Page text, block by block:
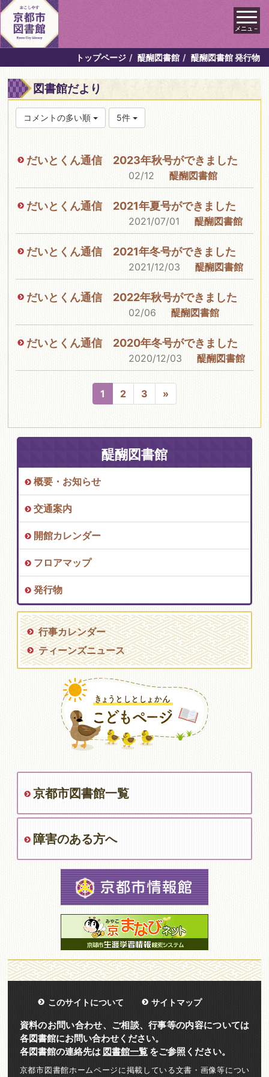
メニュ－
トップページ 醍醐図書館 醍醐図書館 発行物
図書館だより
コメントの多い順 5件
だいとくん通信 2023年秋号ができました
02/12 醍醐図書館
だいとくん通信 2021年夏号ができました
2021/07/01 醍醐図書館
だいとくん通信 2021年冬号ができました
2021/12/03 醍醐図書館
だいとくん通信 2022年秋号ができました
02/06 醍醐図書館
だいとくん通信 2020年冬号ができました
2020/12/03 醍醐図書館
1 2 3 »
醍醐図書館
概要・お知らせ
交通案内
開館カレンダー
フロアマップ
発行物
行事カレンダー
ティーンズニュース
京都市図書館一覧
障害のある方へ
このサイトについて サイトマップ
資料のお問い合わせ、ご相談、行事等の内容については
各図書館にお問い合わせください。
各図書館の連絡先は 図書館一覧をご参照ください。
京都市図書館ホームページに掲載している文書・画像等につい